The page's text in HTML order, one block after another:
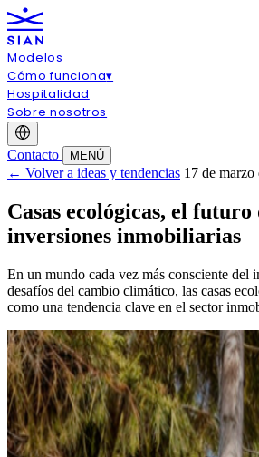
Modelos
Cómo funciona▾
Hospitalidad
Sobre nosotros
Contacto MENÚ
← Volver a ideas y tendencias 17 de
Casas ecológicas, el futuro
inversiones inmobiliarias
En un mundo cada vez más consciente del
desafíos del cambio climático, las casas
como una tendencia clave en el sector